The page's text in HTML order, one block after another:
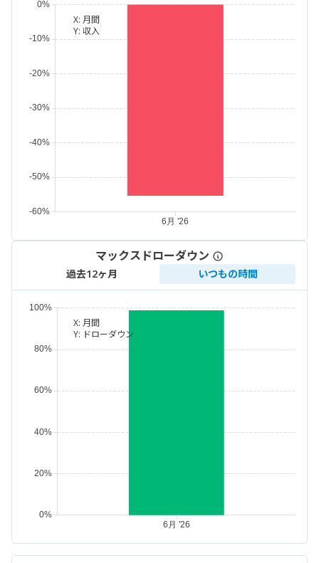
X: 月間
Y: 収入
マックスドローダウン
過去12ヶ月 いつもの時間
X: 月間
Y: ドローダウン